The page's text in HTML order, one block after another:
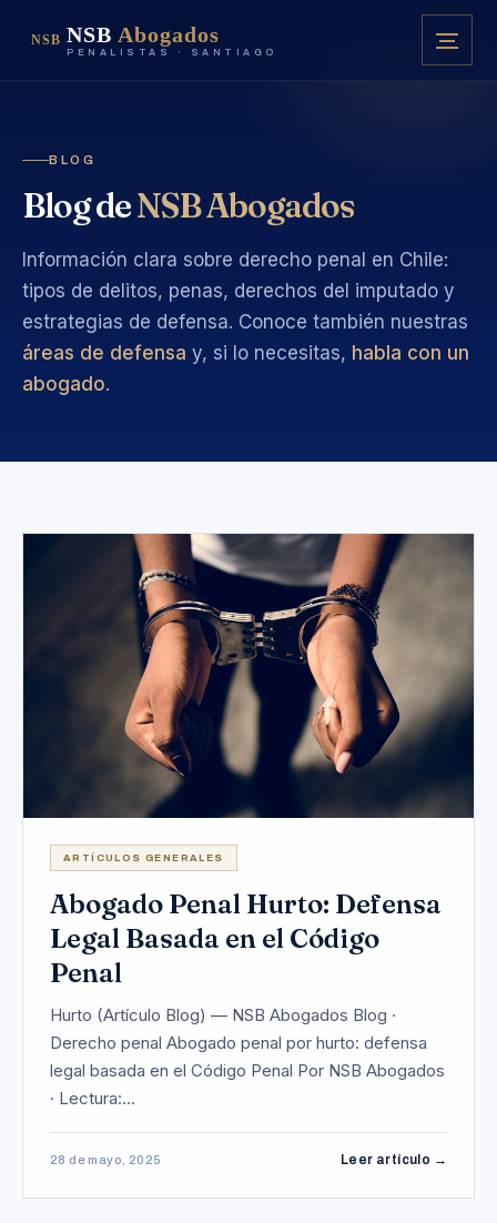
NSB NSB Abogados
PENALISTAS · SANTIAGO
BLOG
Blog deNSB Abogados
Información clara sobre derecho penal en Chile:
tipos de delitos, penas, derechos del imputado y
estrategias de defensa. Conoce también nuestras
áreas de defensa y, si lo necesitas, habla con un
abogado.
ARTÍCULOS GENERALES
Abogado Penal Hurto: Defensa
Legal Basada en el Código
Penal
Hurto (Artículo Blog) — NSB Abogados Blog ·
Derecho penal Abogado penal por hurto: defensa
legal basada en el Código Penal Por NSB Abogados
· Lectura:…
28 de mayo, 2025 Leer artículo →